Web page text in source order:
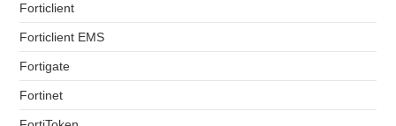
Forticlient
Forticlient EMS
Fortigate
Fortinet